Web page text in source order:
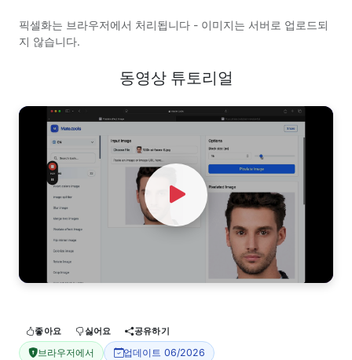
픽셀화는 브라우저에서 처리됩니다 - 이미지는 서버로 업로드되
지 않습니다.
동영상 튜토리얼
Watch Video
좋아요 싫어요 공유하기
브라우저에서 업데이트 06/2026